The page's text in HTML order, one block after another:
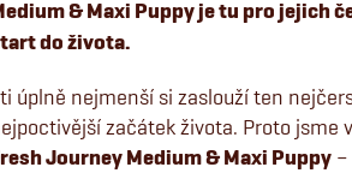
& Maxi Puppy je tu pro jejich
do života.
úplně nejmenší si zaslouží ten
začátek života. Proto jsme
Journey Medium & Maxi Puppy–